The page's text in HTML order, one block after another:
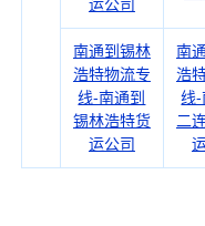
运公司
南通到锡林
浩特物流专
线-南通到
锡林浩特货
运公司
南
浩
线-
二